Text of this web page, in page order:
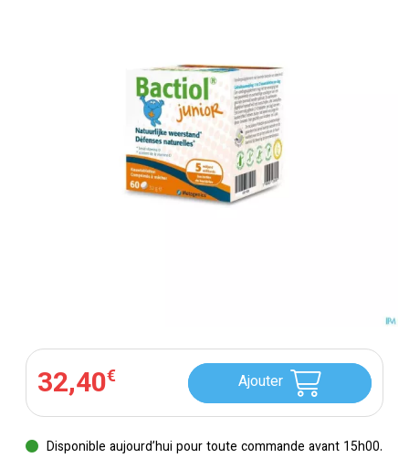
32,40€ Ajouter
Disponible aujourd’hui pour toute commande avant 15h00.